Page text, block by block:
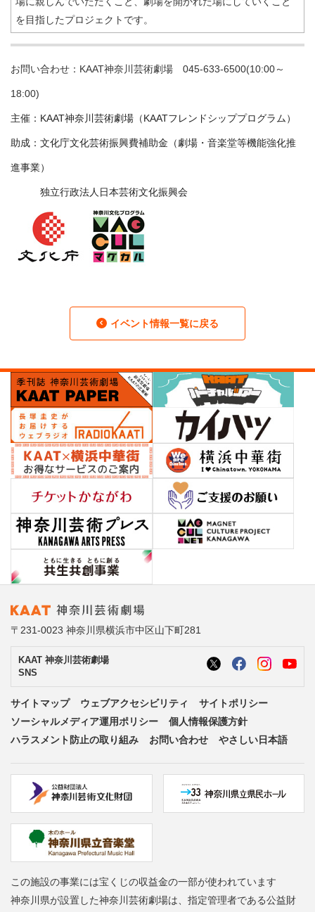
を目指したプロジェクトです。
お問い合わせ：KAAT神奈川芸術劇場 045-633-6500(10:00～
18:00)
主催：KAAT神奈川芸術劇場（KAATフレンドシッププログラム）
助成：文化庁文化芸術振興費補助金（劇場・音楽堂等機能強化推
進事業）
独立行政法人日本芸術文化振興会
イベント情報一覧に戻る
〒231-0023 神奈川県横浜市中区山下町281
KAAT 神奈川芸術劇場
SNS
サイトマップ ウェブアクセシビリティ
サイトポリシー
ソーシャルメディア運用ポリシー
個人情報保護方針
ハラスメント防止の取り組み
お問い合わせ やさしい日本語
この施設の事業には宝くじの収益金の一部が使われています
神奈川県が設置した神奈川芸術劇場は、指定管理者である公益財